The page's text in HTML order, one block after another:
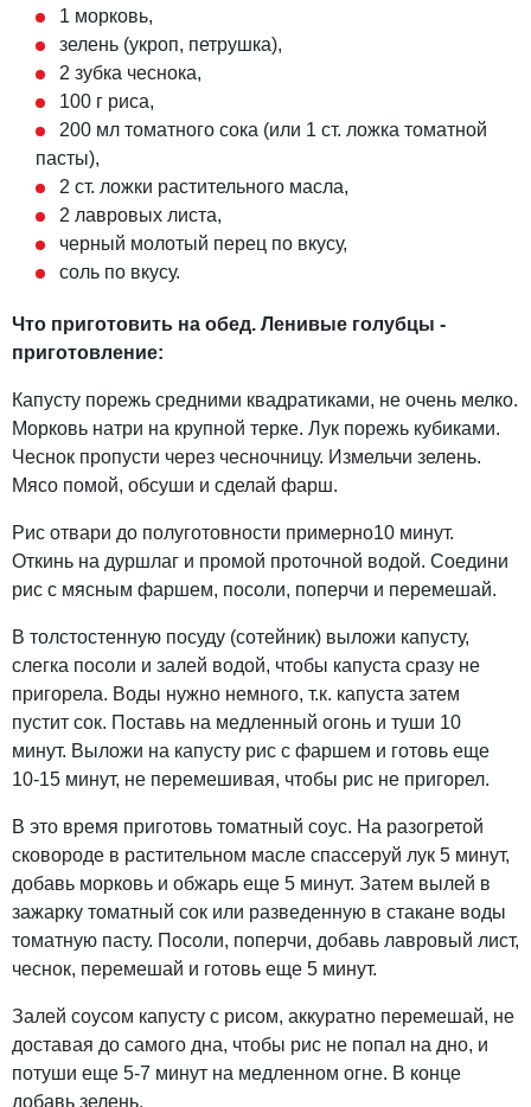
1 морковь,
зелень (укроп, петрушка),
2 зубка чеснока,
100 г риса,
200 мл томатного сока (или 1 ст. ложка томатной
пасты),
2 ст. ложки растительного масла,
2 лавровых листа,
черный молотый перец по вкусу,
соль по вкусу.
Что приготовить на обед. Ленивые голубцы -
приготовление:
Капусту порежь средними квадратиками, не очень мелко.
Морковь натри на крупной терке. Лук порежь кубиками.
Чеснок пропусти через чесночницу. Измельчи зелень.
Мясо помой, обсуши и сделай фарш.
Рис отвари до полуготовности примерно10 минут.
Откинь на дуршлаг и промой проточной водой. Соедини
рис с мясным фаршем, посоли, поперчи и перемешай.
В толстостенную посуду (сотейник) выложи капусту,
слегка посоли и залей водой, чтобы капуста сразу не
пригорела. Воды нужно немного, т.к. капуста затем
пустит сок. Поставь на медленный огонь и туши 10
минут. Выложи на капусту рис с фаршем и готовь еще
10-15 минут, не перемешивая, чтобы рис не пригорел.
В это время приготовь томатный соус. На разогретой
сковороде в растительном масле спассеруй лук 5 минут,
добавь морковь и обжарь еще 5 минут. Затем вылей в
зажарку томатный сок или разведенную в стакане воды
томатную пасту. Посоли, поперчи, добавь лавровый лист,
чеснок, перемешай и готовь еще 5 минут.
Залей соусом капусту с рисом, аккуратно перемешай, не
доставая до самого дна, чтобы рис не попал на дно, и
потуши еще 5-7 минут на медленном огне. В конце
добавь зелень.